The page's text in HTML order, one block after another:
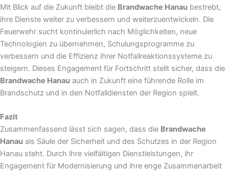
Mit Blick auf die Zukunft bleibt die Brandwache Hanau bestrebt,
ihre Dienste weiter zu verbessern und weiterzuentwickeln. Die
Feuerwehr sucht kontinuierlich nach Möglichkeiten, neue
Technologien zu übernehmen, Schulungsprogramme zu
verbessern und die Effizienz ihrer Notfallreaktionssysteme zu
steigern. Dieses Engagement für Fortschritt stellt sicher, dass die
Brandwache Hanau auch in Zukunft eine führende Rolle im
Brandschutz und in den Notfalldiensten der Region spielt.
Fazit
Zusammenfassend lässt sich sagen, dass die Brandwache
Hanau als Säule der Sicherheit und des Schutzes in der Region
Hanau steht. Durch ihre vielfältigen Dienstleistungen, ihr
Engagement für Modernisierung und ihre enge Zusammenarbeit